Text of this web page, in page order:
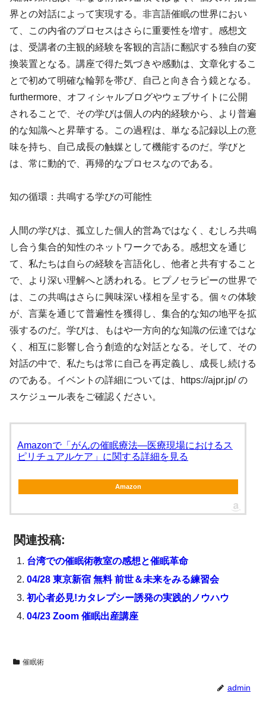
界との対話によって実現する。非言語催眠の世界におい
て、この内省のプロセスはさらに重要性を増す。感想文
は、受講者の主観的経験を客観的言語に翻訳する独自の変
換装置となる。講座で得た気づきや感動は、文章化するこ
とで初めて明確な輪郭を帯び、自己と向き合う鏡となる。
furthermore、オフィシャルブログやウェブサイトに公開
されることで、その学びは個人の内的経験から、より普遍
的な知識へと昇華する。この過程は、単なる記録以上の意
味を持ち、自己成長の触媒として機能するのだ。学びと
は、常に動的で、再帰的なプロセスなのである。
知の循環：共鳴する学びの可能性
人間の学びは、孤立した個人的営為ではなく、むしろ共鳴
し合う集合的知性のネットワークである。感想文を通じ
て、私たちは自らの経験を言語化し、他者と共有すること
で、より深い理解へと誘われる。ヒプノセラピーの世界で
は、この共鳴はさらに興味深い様相を呈する。個々の体験
が、言葉を通じて普遍性を獲得し、集合的な知の地平を拡
張するのだ。学びは、もはや一方向的な知識の伝達ではな
く、相互に影響し合う創造的な対話となる。そして、その
対話の中で、私たちは常に自己を再定義し、成長し続ける
のである。イベントの詳細については、https://ajpr.jp/ の
スケジュール表をご確認ください。
Amazonで「がんの催眠療法―医療現場におけるス
ピリチュアルケア」に関する詳細を見る
Amazon
関連投稿:
台湾での催眠術教室の感想と催眠革命
04/28 東京新宿 無料 前世＆未来をみる練習会
初心者必見!カタレプシー誘発の実践的ノウハウ
04/23 Zoom 催眠出産講座
催眠術
admin